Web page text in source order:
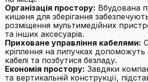
Організація простору: Вбудована
кишеня для зберігання
розміщення мультимедійних
та інших аксесуарів.
Приховане управління кабелями:
кріплення на липучках допоможуть
кабелі та позбутися безладу.
Економія простору: Завдяки
та вертикальній конструкції,